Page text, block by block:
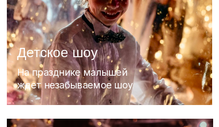
На празднике будет работать
профессиональная анимация, так
же малышей поздравит Дед Мороз
и Снегурочка